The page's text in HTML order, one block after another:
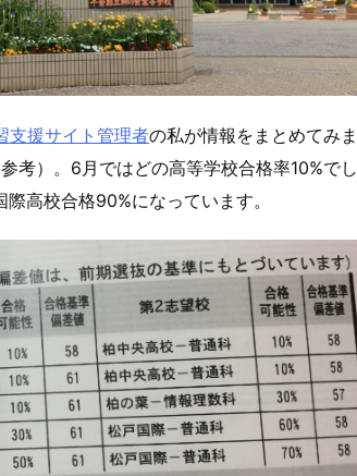
支援サイト管理者の私が情報をまとめてみま
考）。6月ではどの高等学校合格率10%でし
高校合格90%になっています。